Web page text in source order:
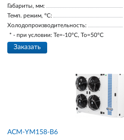
Габариты, мм:
Темп. режим, °С:
Холодопроизводительность:
* - при условии: Te=-10ºC, To=50ºC
Заказать
АСМ-YM158-В6